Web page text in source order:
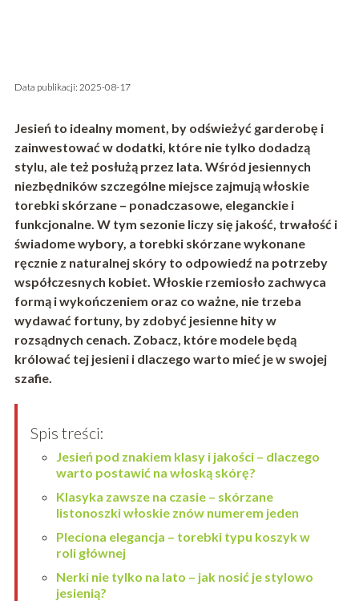
Data publikacji: 2025-08-17
Jesień to idealny moment, by odświeżyć garderobę i
zainwestować w dodatki, które nie tylko dodadzą
stylu, ale też posłużą przez lata. Wśród jesiennych
niezbędników szczególne miejsce zajmują włoskie
torebki skórzane – ponadczasowe, eleganckie i
funkcjonalne. W tym sezonie liczy się jakość, trwałość i
świadome wybory, a torebki skórzane wykonane
ręcznie z naturalnej skóry to odpowiedź na potrzeby
współczesnych kobiet. Włoskie rzemiosło zachwyca
formą i wykończeniem oraz co ważne, nie trzeba
wydawać fortuny, by zdobyć jesienne hity w
rozsądnych cenach. Zobacz, które modele będą
królować tej jesieni i dlaczego warto mieć je w swojej
szafie.
Spis treści:
Jesień pod znakiem klasy i jakości – dlaczego
warto postawić na włoską skórę?
Klasyka zawsze na czasie – skórzane
listonoszki włoskie znów numerem jeden
Pleciona elegancja – torebki typu koszyk w
roli głównej
Nerki nie tylko na lato – jak nosić je stylowo
jesienią?